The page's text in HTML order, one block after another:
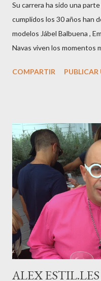
Su carrera ha sido una
cumplidos los 30 años han
modelos Jábel Balbuena ,
Navas viven los momentos
M ateo nació en Barcelona
haciéndole padre de un
campeona, durante los
guardar reposo debido a un
gestación Marta tiró
mamá feliz. Otro de los
sido el madrileño, Emilio
pasarelas ...
COMPARTIR
ALEX